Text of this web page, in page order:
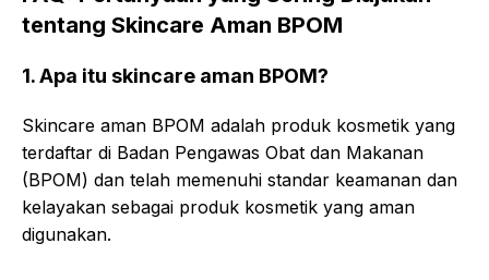
tentang Skincare Aman BPOM
1. Apa itu skincare aman BPOM?
Skincare aman BPOM adalah produk kosmetik yang
terdaftar di Badan Pengawas Obat dan Makanan
(BPOM) dan telah memenuhi standar keamanan dan
kelayakan sebagai produk kosmetik yang aman
digunakan.